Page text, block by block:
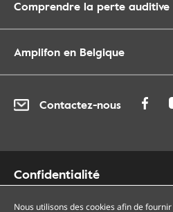
Comprendre la perte auditive
Amplifon en Belgique
Contactez-nous
Confidentialité
Nous utilisons des cookies afin de